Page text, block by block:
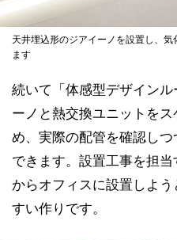
天井埋込形のジアイーノを設置し、
ます
続いて「体感型デザイン
ーノと熱交換ユニットを
め、実際の配管を確認し
できます。設置工事を担
からオフィスに設置しよ
すい作りです。